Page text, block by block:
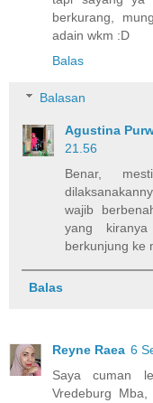
berkurang,
adain wkm :D
Balas
Balasan
Agustina
21.56
Benar,
wajib
yang
berkunjung ke
Balas
Reyne Raea 6
Saya cuman
Vredeburg